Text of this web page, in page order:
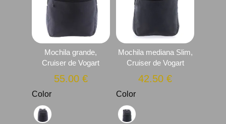
Mochila grande,
Cruiser de Vogart
55.00 €
Color
Mochila mediana Slim,
Cruiser de Vogart
42.50€
Color